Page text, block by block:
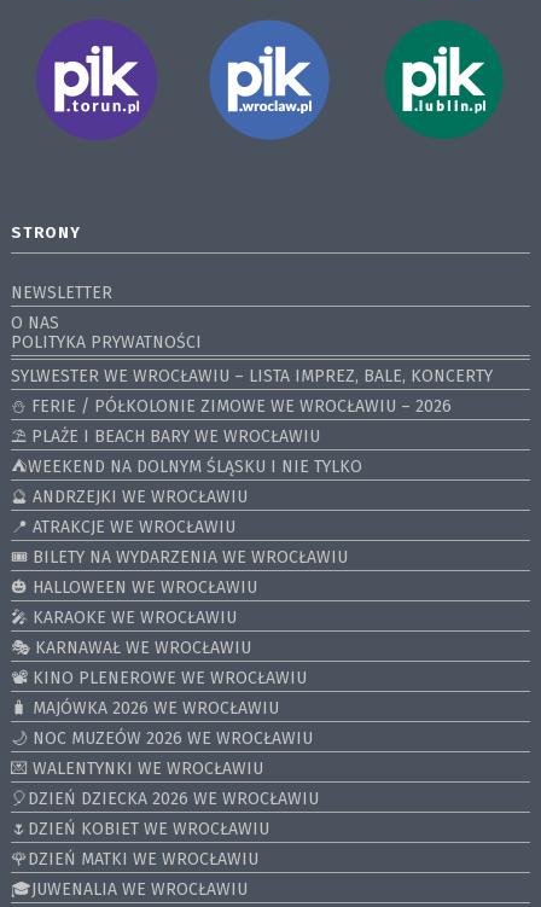
STRONY
NEWSLETTER
O NAS
POLITYKA PRYWATNOŚCI
SYLWESTER WE WROCŁAWIU – LISTA IMPREZ, BALE, KONCERTY
⛄️ FERIE / PÓŁKOLONIE ZIMOWE WE WROCŁAWIU – 2026
⛱️ PLAŻE I BEACH BARY WE WROCŁAWIU
⛺️WEEKEND NA DOLNYM ŚLĄSKU I NIE TYLKO
🔮 ANDRZEJKI WE WROCŁAWIU
📍 ATRAKCJE WE WROCŁAWIU
🎟️ BILETY NA WYDARZENIA WE WROCŁAWIU
🎃 HALLOWEEN WE WROCŁAWIU
🎤 KARAOKE WE WROCŁAWIU
🎭 KARNAWAŁ WE WROCŁAWIU
📽️ KINO PLENEROWE WE WROCŁAWIU
🧳 MAJÓWKA 2026 WE WROCŁAWIU
🌙 NOC MUZEÓW 2026 WE WROCŁAWIU
💌 WALENTYNKI WE WROCŁAWIU
🎈DZIEŃ DZIECKA 2026 WE WROCŁAWIU
🌷DZIEŃ KOBIET WE WROCŁAWIU
🌹DZIEŃ MATKI WE WROCŁAWIU
🎓JUWENALIA WE WROCŁAWIU